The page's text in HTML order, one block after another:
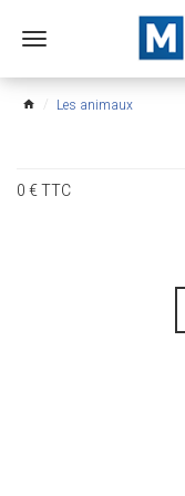
Ouvrir
menu
home Les animaux
0€TTC